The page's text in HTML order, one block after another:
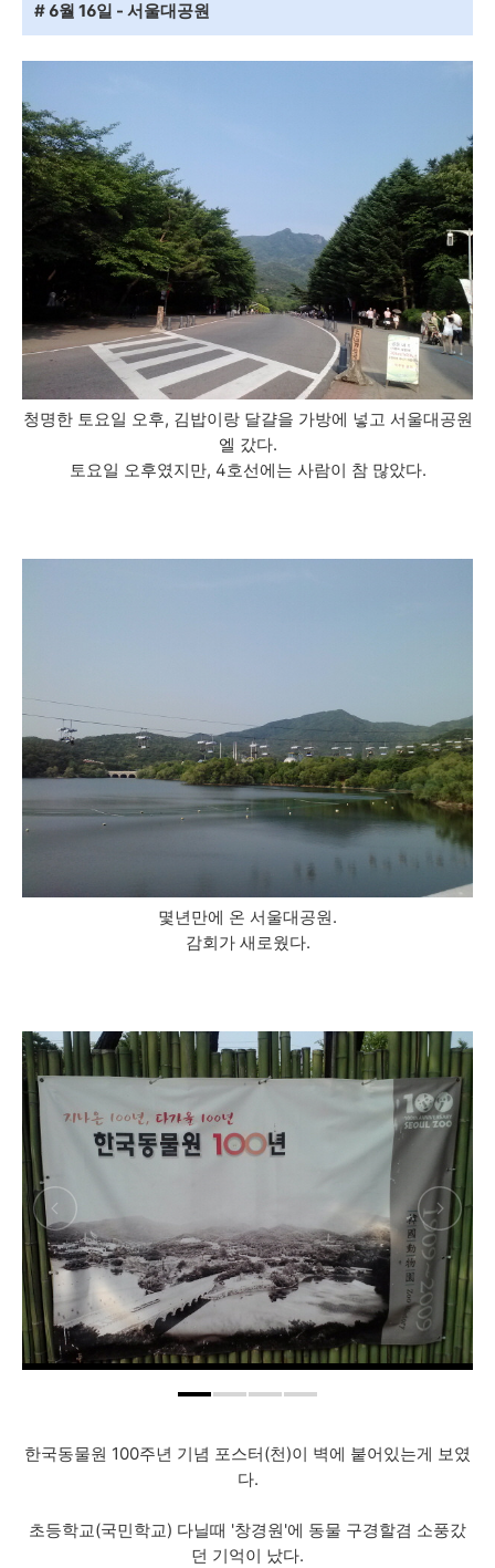
# 6월 16일 - 서울대공원
청명한 토요일 오후, 김밥이랑 달걀을 가방에 넣고 서울대공원
엘 갔다.
토요일 오후였지만, 4호선에는 사람이 참 많았다.
몇년만에 온 서울대공원.
감회가 새로웠다.
한국동물원 100주년 기념 포스터(천)이 벽에 붙어있는게 보였
다.
초등학교(국민학교) 다닐때 '창경원'에 동물 구경할겸 소풍갔
던 기억이 났다.